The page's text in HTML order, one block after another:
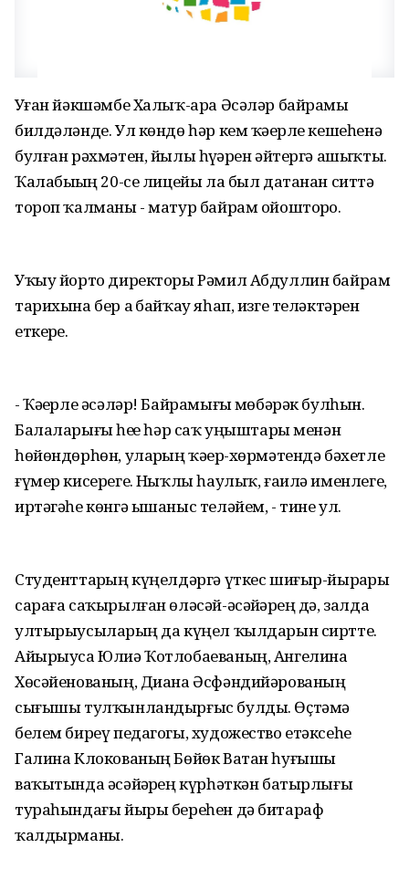
Уҙған йәкшәмбе Халыҡ-ара Әсәләр байрамы
билдәләнде. Ул көндө һәр кем ҡәҙерле кешеһенә
булған рәхмәтен, йылы һүҙҙәрен әйтергә ашыҡты.
Ҡалабыҙҙың 20-се лицейы ла был датанан ситтә
тороп ҡалманы - матур байрам ойошторҙо.
Уҡыу йорто директоры Рәмил Абдуллин байрам
тарихына бер аҙ байҡау яһап, изге теләктәрен
еткерҙе.
- Ҡәҙерле әсәләр! Байрамығыҙ мөбәрәк булһын.
Балаларығыҙ һеҙҙе һәр саҡ уңыштары менән
һөйөндөрһөн, уларҙың ҡәҙер-хөрмәтендә бәхетле
ғүмер кисерегеҙ. Ныҡлы һаулыҡ, ғаилә именлеге,
иртәгәһе көнгә ышаныс теләйем, - тине ул.
Студенттарҙың күңелдәргә үткес шиғыр-йырҙары
сараға саҡырылған өләсәй-әсәйҙәрҙең дә, залда
ултырыусыларҙың да күңел ҡылдарын сиртте.
Айырыуса Юлиә Ҡотлобаеваның, Ангелина
Хөсәйенованың, Диана Әсфәндийәрованың
сығышы тулҡынландырғыс булды. Өҫтәмә
белем биреү педагогы, художество етәксеһе
Галина Клокованың Бөйөк Ватан һуғышы
ваҡытында әсәйҙәрҙең күрһәткән батырлығы
тураһындағы йыры береһен дә битараф
ҡалдырманы.